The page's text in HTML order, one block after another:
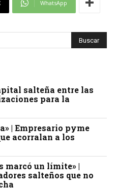
WhatsApp
salteña entre las
para la
| Empresario pyme
acorralan a los
marcó un límite» |
salteños que no